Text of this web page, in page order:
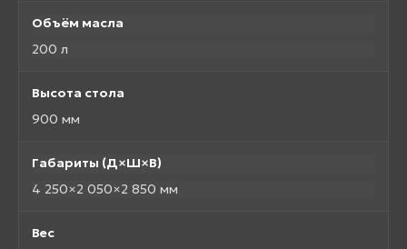
Объём масла
200 л
Высота стола
900 мм
Габариты (Д×Ш×В)
4 250×2 050×2 850 мм
Вес